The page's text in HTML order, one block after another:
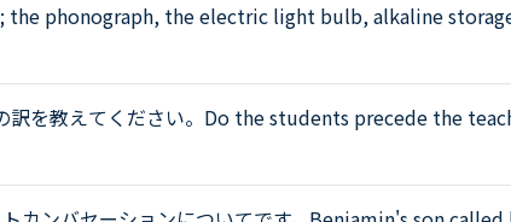
the phonograph, the electric light bulb, alkaline
camera&quot;の中の&quot;alkaline storage
...
訳を教えてください。Do the students precede the
the students don't precede the teacher out